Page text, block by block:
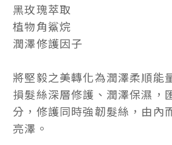
黑玫瑰萃取
植物角鯊烷
潤澤修護因子
將堅毅之美轉化為潤澤柔順能
損髮絲深層修護、潤澤保濕，
分，修護同時強韌髮絲，由內
亮澤。